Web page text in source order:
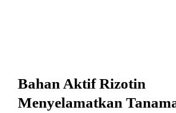
Bahan Aktif Rizotin
Menyelamatkan